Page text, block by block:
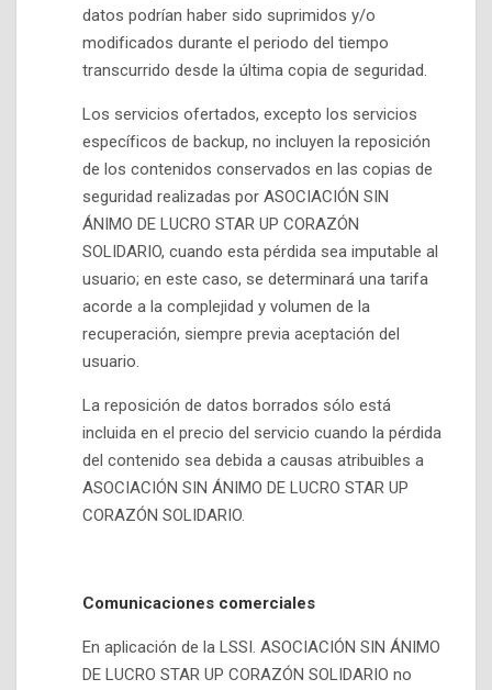
datos podrían haber sido suprimidos y/o
modificados durante el periodo del tiempo
transcurrido desde la última copia de seguridad.
Los servicios ofertados, excepto los servicios
específicos de backup, no incluyen la reposición
de los contenidos conservados en las copias de
seguridad realizadas por ASOCIACIÓN SIN
ÁNIMO DE LUCRO STAR UP CORAZÓN
SOLIDARIO, cuando esta pérdida sea imputable al
usuario; en este caso, se determinará una tarifa
acorde a la complejidad y volumen de la
recuperación, siempre previa aceptación del
usuario.
La reposición de datos borrados sólo está
incluida en el precio del servicio cuando la pérdida
del contenido sea debida a causas atribuibles a
ASOCIACIÓN SIN ÁNIMO DE LUCRO STAR UP
CORAZÓN SOLIDARIO.
Comunicaciones comerciales
En aplicación de la LSSI. ASOCIACIÓN SIN ÁNIMO
DE LUCRO STAR UP CORAZÓN SOLIDARIO no